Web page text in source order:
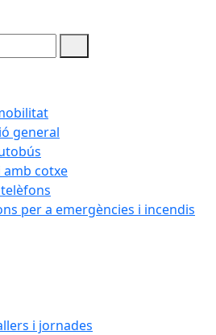
general
cotxe
per a emergències i incendis
i jornades